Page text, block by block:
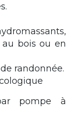
au bois ou en
randonnée.
pompe à